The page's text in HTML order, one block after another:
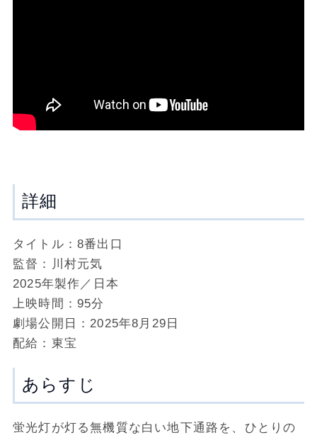
詳細
タイトル：8番出口
監督：川村元気
2025年製作／日本
上映時間：95分
劇場公開日：2025年8月29日
配給：東宝
あらすじ
蛍光灯が灯る無機質な白い地下通路を、ひとりの